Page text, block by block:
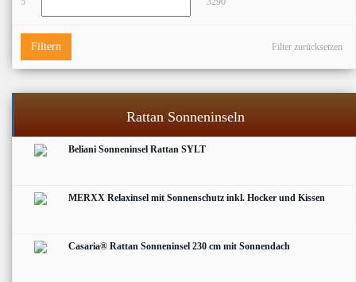
Filter zurücksetzen
Filtern
Rattan Sonneninseln
Beliani Sonneninsel Rattan SYLT
MERXX Relaxinsel mit Sonnenschutz inkl. Hocker und Kissen
Casaria® Rattan Sonneninsel 230 cm mit Sonnendach